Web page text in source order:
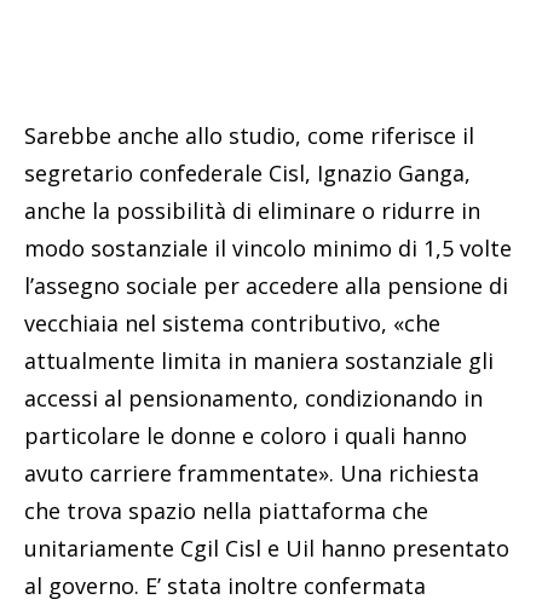
Sarebbe anche allo studio, come riferisce il
segretario confederale Cisl, Ignazio Ganga,
anche la possibilità di eliminare o ridurre in
modo sostanziale il vincolo minimo di 1,5 volte
l’assegno sociale per accedere alla pensione di
vecchiaia nel sistema contributivo, «che
attualmente limita in maniera sostanziale gli
accessi al pensionamento, condizionando in
particolare le donne e coloro i quali hanno
avuto carriere frammentate». Una richiesta
che trova spazio nella piattaforma che
unitariamente Cgil Cisl e Uil hanno presentato
al governo. E’ stata inoltre confermata